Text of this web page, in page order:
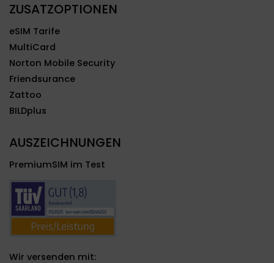
ZUSATZOPTIONEN
eSIM Tarife
MultiCard
Norton Mobile Security
Friendsurance
Zattoo
BILDplus
AUSZEICHNUNGEN
PremiumSIM im Test
Wir versenden mit: